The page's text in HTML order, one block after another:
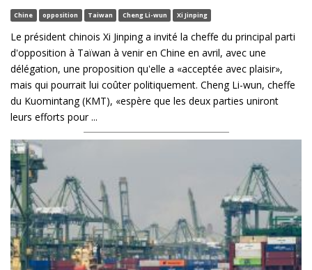
Chine opposition Taiwan Cheng Li-wun Xi Jinping
Le président chinois Xi Jinping a invité la cheffe du principal parti
d'opposition à Taïwan à venir en Chine en avril, avec une
délégation, une proposition qu'elle a «acceptée avec plaisir»,
mais qui pourrait lui coûter politiquement. Cheng Li-wun, cheffe
du Kuomintang (KMT), «espère que les deux parties uniront
leurs efforts pour ...